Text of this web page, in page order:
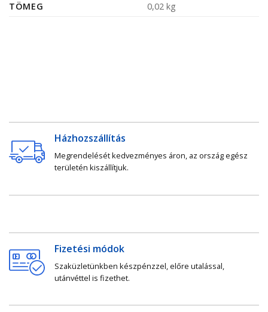
TÖMEG 0,02 kg
Házhozszállítás
Megrendelését kedvezményes áron, az ország egész
területén kiszállítjuk.
Fizetési módok
Szaküzletünkben készpénzzel, előre utalással,
utánvéttel is fizethet.